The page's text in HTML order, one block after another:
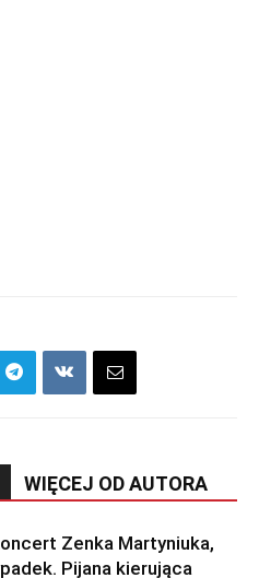
WIĘCEJ OD AUTORA
Zenka Martyniuka,
Pijana kierująca